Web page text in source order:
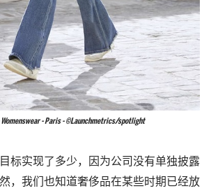
Womenswear - Paris - ©Launchmetrics/spotlight
标实现了多少，因为公司没有单独披露
，我们也知道奢侈品在某些时期已经放